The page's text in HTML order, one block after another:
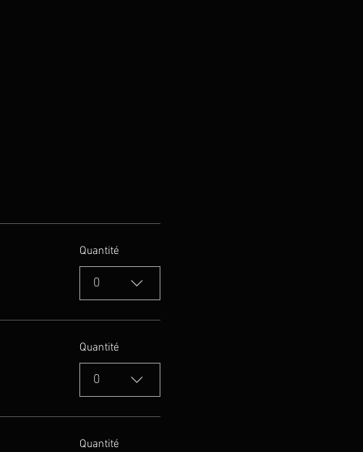
Quantité
0
Quantité
0
Quantité